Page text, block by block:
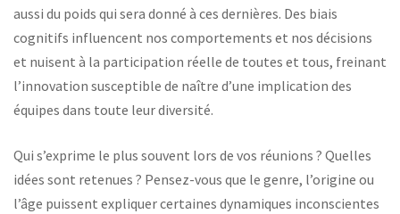
aussi du poids qui sera donné à ces dernières. Des biais
cognitifs influencent nos comportements et nos décisions
et nuisent à la participation réelle de toutes et tous, freinant
l’innovation susceptible de naître d’une implication des
équipes dans toute leur diversité.
Qui s’exprime le plus souvent lors de vos réunions ? Quelles
idées sont retenues ? Pensez-vous que le genre, l’origine ou
l’âge puissent expliquer certaines dynamiques inconscientes